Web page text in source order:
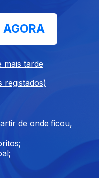
causou 168
AGORA
mais tarde
registados)
de onde ficou,